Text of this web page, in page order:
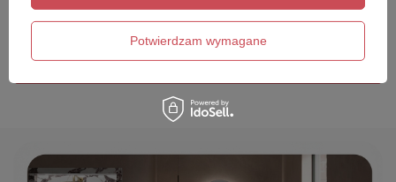
Wyślij opinię
Potwierdzam wymagane